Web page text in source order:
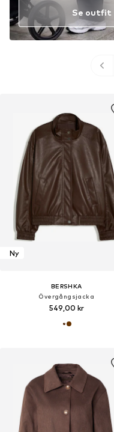
Se outfit
Ny
BERSHKA
Övergångsjacka
549,00 kr